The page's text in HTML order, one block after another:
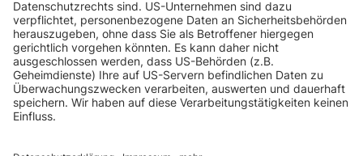
INFORMATIONEN
ZAHLUNGSARTEN
KONTAKT